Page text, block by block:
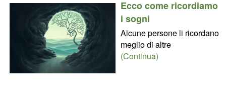
Ecco come ricordiamo
i sogni
Alcune persone li ricordano
meglio di altre
(Continua)